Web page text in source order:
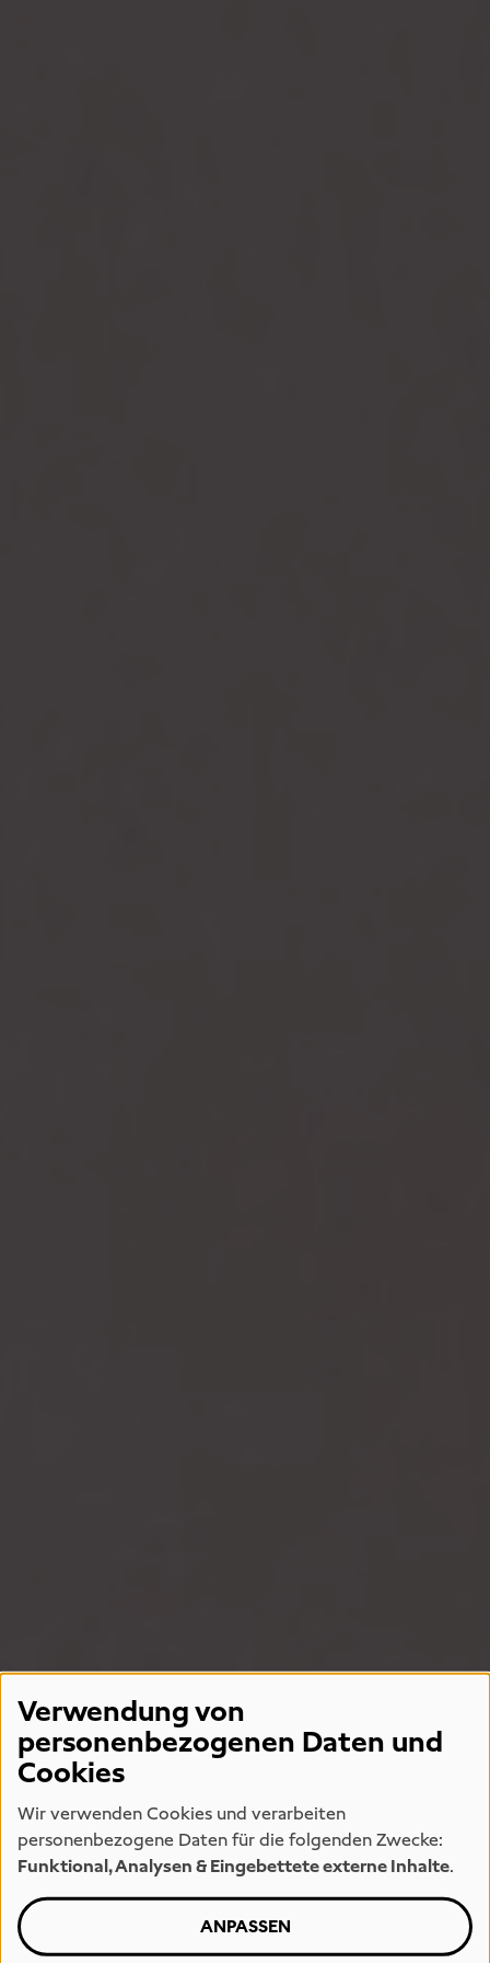
Verwendung von
personenbezogenen Daten und
Cookies
Wir verwenden Cookies und verarbeiten
personenbezogene Daten für die folgenden Zwecke:
Funktional, Analysen & Eingebettete externe Inhalte.
ANPASSEN